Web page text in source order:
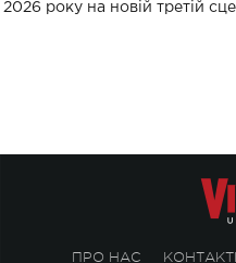
2026 року на новій третій
ПРО НАС